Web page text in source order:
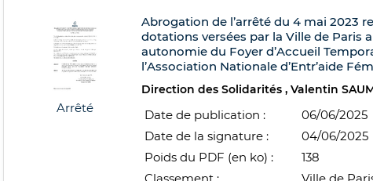
Arrêté
Abrogation de l’arrêté du 4 mai 2023
dotations versées par la Ville de Paris
autonomie du Foyer d’Accueil
l’Association Nationale d’Entr’aide
Direction des Solidarités Valentin
Date de publication :
06/06/2025
Date de la signature :
04/06/2025
Poids du PDF (en ko) :
138